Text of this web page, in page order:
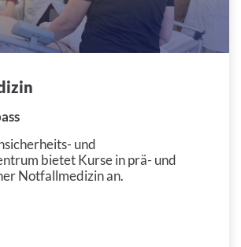
und
bietet Kurse in prä- und
Notfallmedizin an.